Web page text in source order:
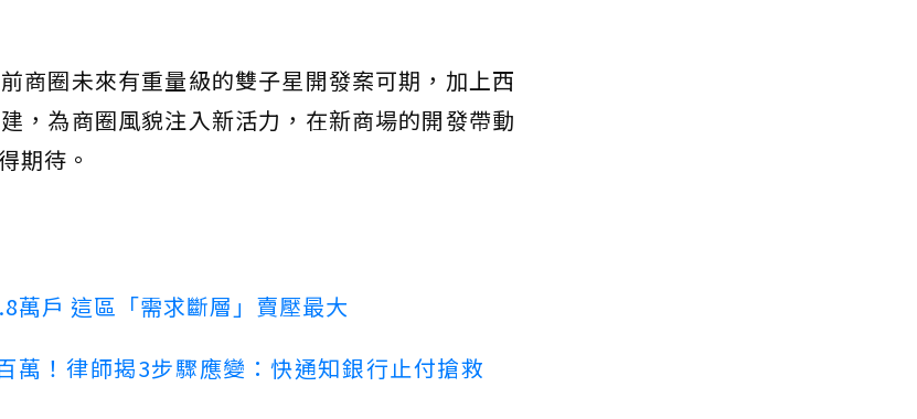
商圈未來有重量級的雙子星開發案可期，加上西
，為商圈風貌注入新活力，在新商場的開發帶動
期待。
萬戶 這區「需求斷層」賣壓最大
萬！律師揭3步驟應變：快通知銀行止付搶救